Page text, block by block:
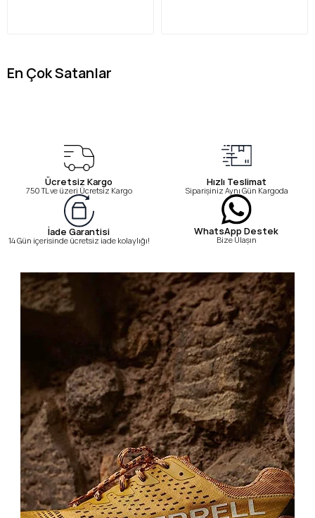
En Çok Satanlar
Ücretsiz Kargo
750 TL ve üzeri Ücretsiz Kargo
Hızlı Teslimat
Siparişiniz Aynı Gün Kargoda
İade Garantisi
14 Gün içerisinde ücretsiz iade kolaylığı!
WhatsApp Destek
Bize Ulaşın